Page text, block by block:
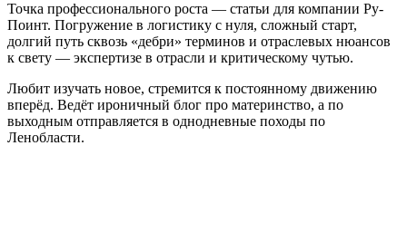
Точка профессионального роста — статьи для компании Ру-
Поинт. Погружение в логистику с нуля, сложный старт,
долгий путь сквозь «дебри» терминов и отраслевых нюансов
к свету — экспертизе в отрасли и критическому чутью.
Любит изучать новое, стремится к постоянному движению
вперёд. Ведёт ироничный блог про материнство, а по
выходным отправляется в однодневные походы по
Ленобласти.